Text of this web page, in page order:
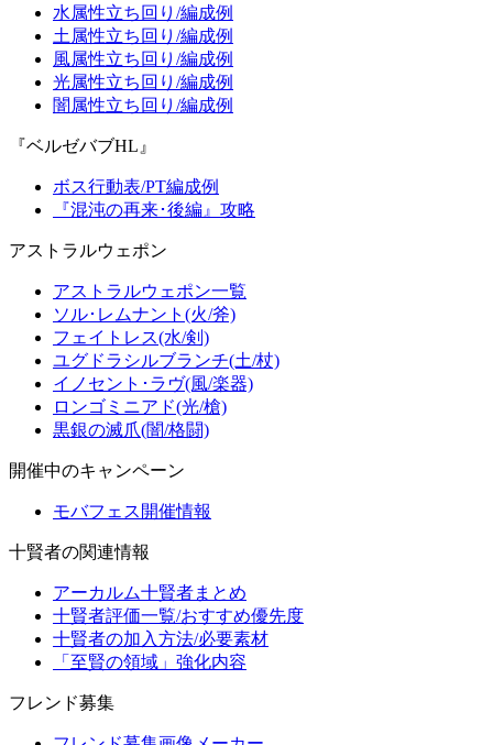
水属性立ち回り/編成例
土属性立ち回り/編成例
風属性立ち回り/編成例
光属性立ち回り/編成例
闇属性立ち回り/編成例
『ベルゼバブHL』
ボス行動表/PT編成例
『混沌の再来･後編』攻略
アストラルウェポン
アストラルウェポン一覧
ソル･レムナント(火/斧)
フェイトレス(水/剣)
ユグドラシルブランチ(土/杖)
イノセント･ラヴ(風/楽器)
ロンゴミニアド(光/槍)
黒銀の滅爪(闇/格闘)
開催中のキャンペーン
モバフェス開催情報
十賢者の関連情報
アーカルム十賢者まとめ
十賢者評価一覧/おすすめ優先度
十賢者の加入方法/必要素材
「至賢の領域」強化内容
フレンド募集